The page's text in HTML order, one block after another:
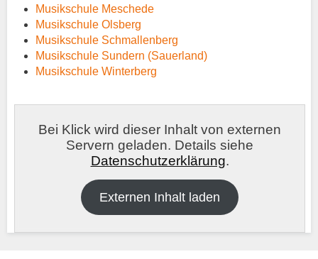
Musikschule Meschede
Musikschule Olsberg
Musikschule Schmallenberg
Musikschule Sundern (Sauerland)
Musikschule Winterberg
Bei Klick wird dieser Inhalt von externen
Servern geladen. Details siehe
Datenschutzerklärung.
Externen Inhalt laden